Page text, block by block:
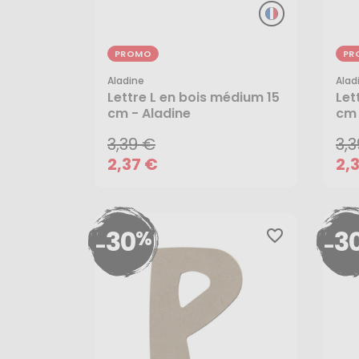
PROMO
Aladine
Lettre L en bois médium 15
cm - Aladine
3,39 €
2,37 €
3,39 €
2,37 €
AJOUTER AU PANIER
favorite_border
-30% -